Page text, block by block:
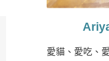
愛貓、愛吃、